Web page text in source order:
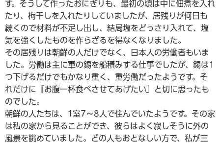
す。そうして作ったおにぎりも、最初の頃は中に佃煮を入れ
たり、梅干しを入れたりしていましたが、居残りが何日も
続くので材料が不足し出し、結局塩をどっさり入れて、塩
気を強くしたものを作らざるを得なくなりました。
その居残りは朝鮮の人だけでなく、日本人の労働者もいま
した。労働は主に軍の錫を船積みする仕事でしたが、錫は1
つ下げるだけでもかなり重く、重労働だったようです。そ
れだけに『お腹一杯食べさせてあげたい』と切に思ったも
のでした。
朝鮮の人たちは、1室7～8人で住んでいたようです。その家
は私の家から見ることができ、彼らはよく寂しそうに外の
風景を眺めていました。どの人もおとなしい方で、私が三